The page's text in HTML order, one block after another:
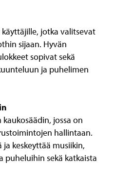
jotka valitsevat
sijaan. Hyvän
sopivat sekä
ja puhelimen
jossa on
hallintaan.
ja keskeyttää musiikin,
puheluihin sekä katkaista